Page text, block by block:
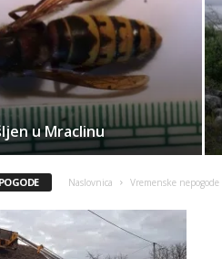
u Mraclinu
Naslovnica Vremenske nepogode